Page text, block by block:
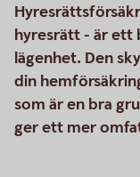
hyresrätt - är ett
lägenhet. Den
din
som är en bra
ger ett mer